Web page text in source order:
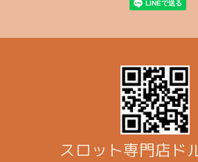
スロット専門店ド